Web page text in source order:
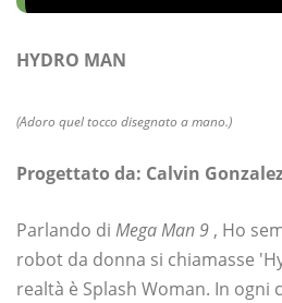
HYDRO MAN
(Adoro quel tocco disegnato a mano.)
Progettato da: Calvin
Parlando di Mega Man 9 , Ho
robot da donna si chiamasse
realtà è Splash Woman. In ogni